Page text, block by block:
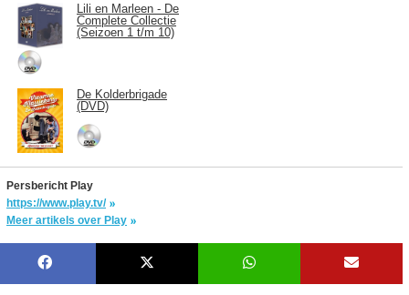
Lili en Marleen - De
Complete Collectie
(Seizoen 1 t/m 10)
De Kolderbrigade
(DVD)
Persbericht Play
https://www.play.tv/
Meer artikels over Play